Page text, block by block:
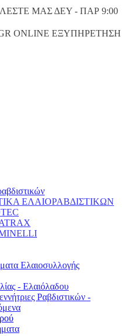
ΜΑΣ ΔΕΥ - ΠΑΡ 9:00
ONLINE ΕΞΥΠΗΡΕΤΗΣH
ΕΛΑΙΟΡΑΒΔΙΣΤΙΚΩΝ
MINELLI
Ελαιοσυλλογής
- Ελαιόλαδου
Ραβδιστικών -